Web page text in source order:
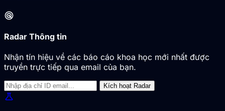
radar
Radar Thông tin
Nhận tín hiệu về các báo cáo khoa học mới nhất được
truyền trực tiếp qua email của bạn.
Kích hoạt Radar
science